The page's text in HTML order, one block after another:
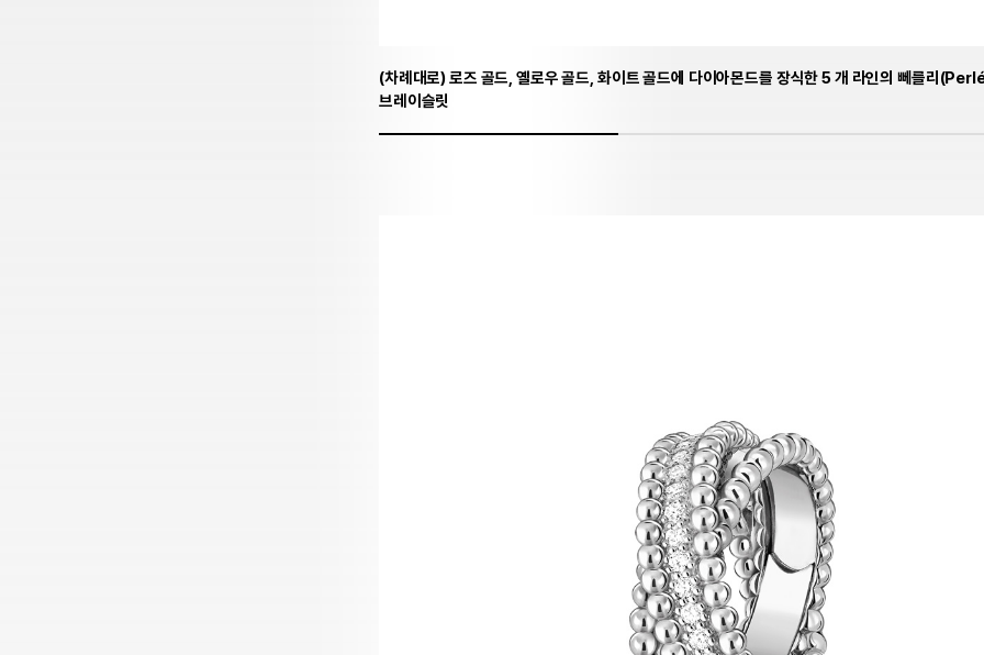
(차례대로) 로즈 골드, 옐로우 골드, 화이트 골드에 다이아몬드를 장식한 5 개 라인의 뻬를리
브레이슬릿